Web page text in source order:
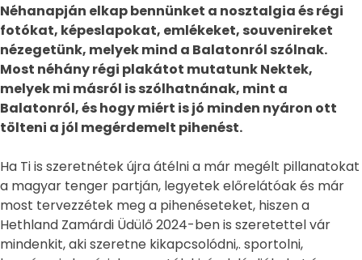
Néhanapján elkap bennünket a nosztalgia és régi
fotókat, képeslapokat, emlékeket, souvenireket
nézegetünk, melyek mind a Balatonról szólnak.
Most néhány régi plakátot mutatunk Nektek,
melyek mi másról is szólhatnának, mint a
Balatonról, és hogy miért is jó minden nyáron ott
tölteni a jól megérdemelt pihenést.
Ha Ti is szeretnétek újra átélni a már megélt pillanatokat
a magyar tenger partján, legyetek előrelátóak és már
most tervezzétek meg a pihenéseteket, hiszen a
Hethland Zamárdi Üdülő 2024-ben is szeretettel vár
mindenkit, aki szeretne kikapcsolódni,. sportolni,